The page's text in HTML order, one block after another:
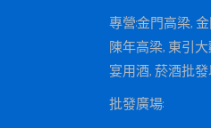
專營:金門高梁,
陳年高梁, 東引
宴用酒, 菸酒批
批發廣場: